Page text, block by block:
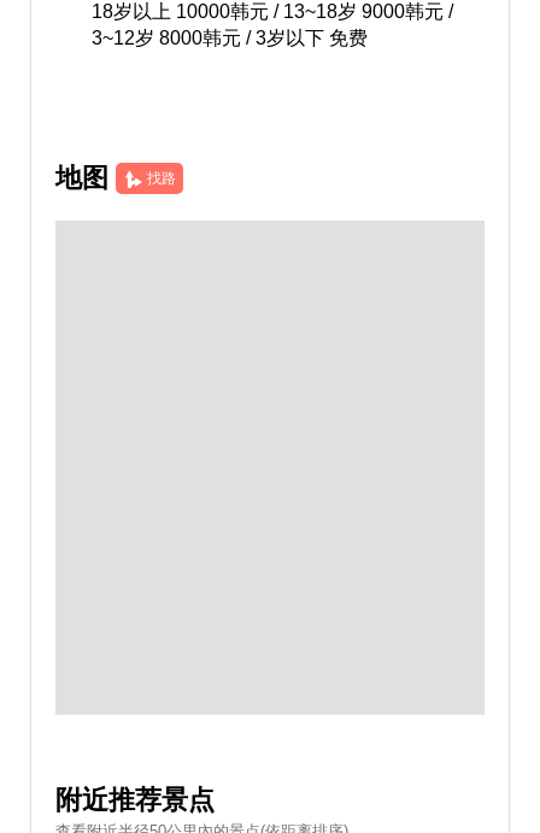
18岁以上 10000韩元 / 13~18岁 9000韩元 /
3~12岁 8000韩元 / 3岁以下 免费
地图 找路
附近推荐景点